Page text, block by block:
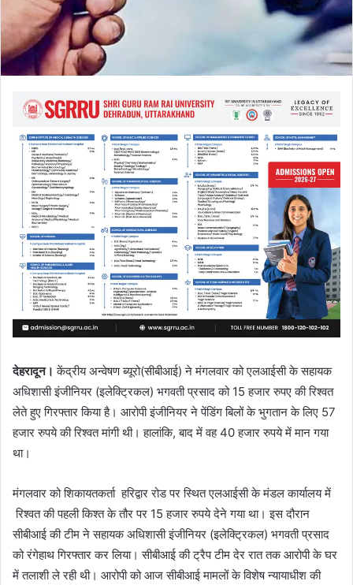
देहरादून। केंद्रीय अन्वेषण ब्यूरो(सीबीआई) ने मंगलवार को एलआईसी के सहायक
अधिशासी इंजीनियर (इलेक्ट्रिकल) भगवती प्रसाद को 15 हजार रुपए की रिश्वत
लेते हुए गिरफ्तार किया है। आरोपी इंजीनियर ने पेंडिंग बिलों के भुगतान के लिए 57
हजार रुपये की रिश्वत मांगी थी। हालांकि, बाद में वह 40 हजार रुपये में मान गया
था।
मंगलवार को शिकायतकर्ता हरिद्वार रोड पर स्थित एलआईसी के मंडल कार्यालय में
रिश्वत की पहली किश्त के तौर पर 15 हजार रुपये देने गया था। इस दौरान
सीबीआई की टीम ने सहायक अधिशासी इंजीनियर (इलेक्ट्रिकल) भगवती प्रसाद
को रंगेहाथ गिरफ्तार कर लिया। सीबीआई की ट्रैप टीम देर रात तक आरोपी के घर
में तलाशी ले रही थी। आरोपी को आज सीबीआई मामलों के विशेष न्यायाधीश की